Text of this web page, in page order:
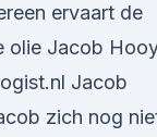
ervaart de
olie Jacob Hooy
Jacob
zich nog